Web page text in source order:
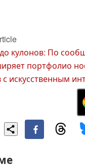
кулонов: По
портфолио
с искусственным